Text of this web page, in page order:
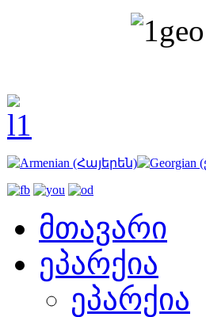
მთავარი
ეპარქია
ეპარქია